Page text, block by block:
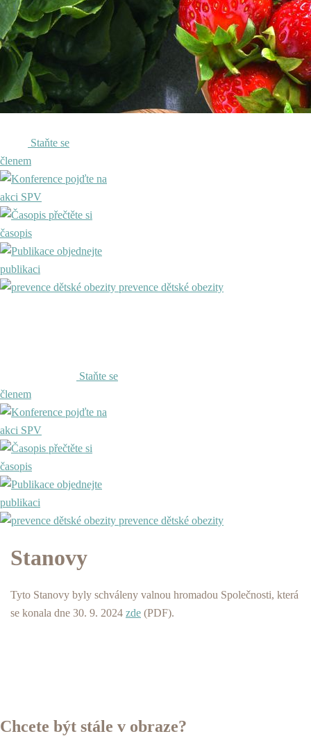
Staňte se
členem
pojďte na
akci SPV
přečtěte si
časopis
objednejte
publikaci
prevence dětské obezity
Staňte se
členem
pojďte na
akci SPV
přečtěte si
časopis
objednejte
publikaci
prevence dětské obezity
Stanovy
Tyto Stanovy byly schváleny valnou hromadou Společnosti, která
se konala dne 30. 9. 2024 zde (PDF).
Chcete být stále v obraze?